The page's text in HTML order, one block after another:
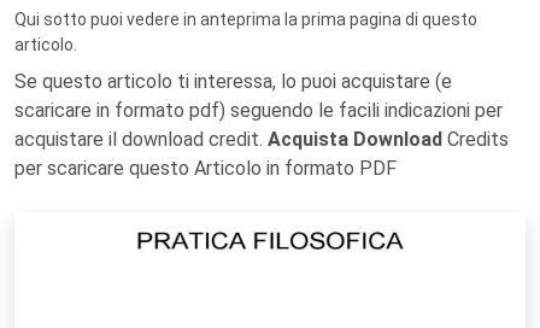
Qui sotto puoi vedere in anteprima la prima pagina di questo
articolo.
Se questo articolo ti interessa, lo puoi acquistare (e
scaricare in formato pdf) seguendo le facili indicazioni per
acquistare il download credit. Acquista Download Credits
per scaricare questo Articolo in formato PDF